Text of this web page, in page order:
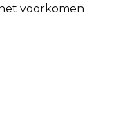
voorkomen